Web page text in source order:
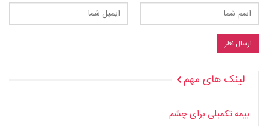
لینک های مهم
بیمه تکمیلی برای چشم